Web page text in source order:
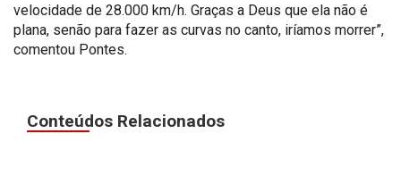
velocidade de 28.000 km/h. Graças a Deus que ela não é
plana, senão para fazer as curvas no canto, iríamos morrer”,
comentou Pontes.
Conteúdos Relacionados